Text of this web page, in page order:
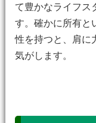
て豊かなライフス
す。確かに所有と
性を持つと、肩に
気がします。